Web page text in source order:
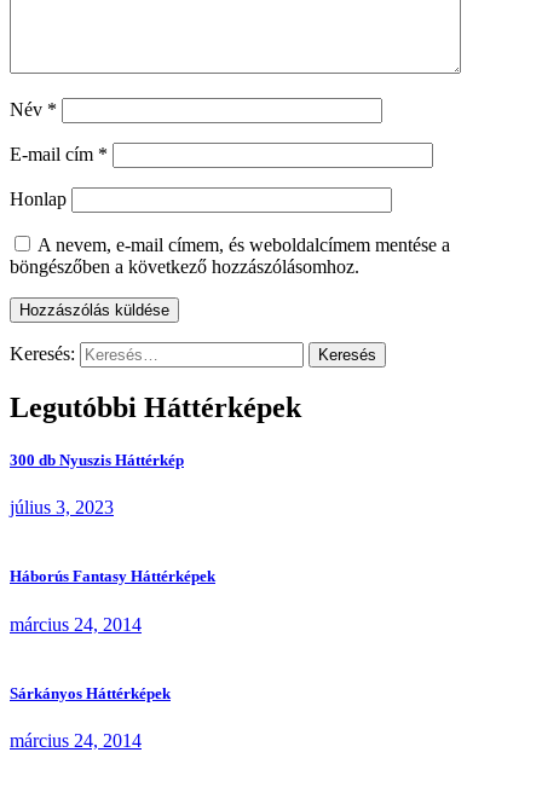
Név *
E-mail cím *
Honlap
A nevem, e-mail címem, és weboldalcímem mentése a
böngészőben a következő hozzászólásomhoz.
Keresés:
Legutóbbi Háttérképek
300 db Nyuszis Háttérkép
július 3, 2023
Háborús Fantasy Háttérképek
március 24, 2014
Sárkányos Háttérképek
március 24, 2014